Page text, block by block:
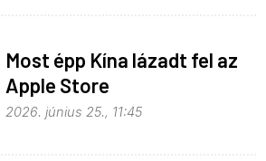
Most épp Kína lázadt fel az
Apple Store
monopolhelyzete ellen
2026. június 25., 11:45